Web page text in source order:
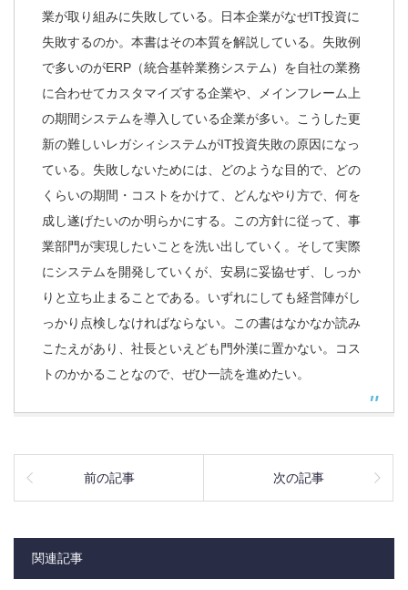
業が取り組みに失敗している。日本企業がなぜIT投資に
失敗するのか。本書はその本質を解説している。失敗例
で多いのがERP（統合基幹業務システム）を自社の業務
に合わせてカスタマイズする企業や、メインフレーム上
の期間システムを導入している企業が多い。こうした更
新の難しいレガシィシステムがIT投資失敗の原因になっ
ている。失敗しないためには、どのような目的で、どの
くらいの期間・コストをかけて、どんなやり方で、何を
成し遂げたいのか明らかにする。この方針に従って、事
業部門が実現したいことを洗い出していく。そして実際
にシステムを開発していくが、安易に妥協せず、しっか
りと立ち止まることである。いずれにしても経営陣がし
っかり点検しなければならない。この書はなかなか読み
こたえがあり、社長といえども門外漢に置かない。コス
トのかかることなので、ぜひ一読を進めたい。
前の記事 次の記事
関連記事